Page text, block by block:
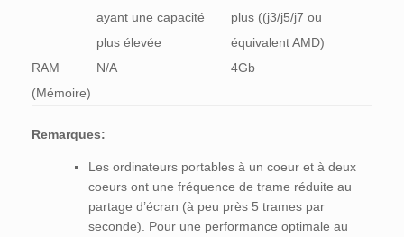
ayant une capacité
plus élevée
plus ((j3/j5/j7 ou
équivalent AMD)
RAM
(Mémoire)
N/A 4Gb
Remarques:
Les ordinateurs portables à un coeur et à deux
coeurs ont une fréquence de trame réduite au
partage d’écran (à peu près 5 trames par
seconde). Pour une performance optimale au